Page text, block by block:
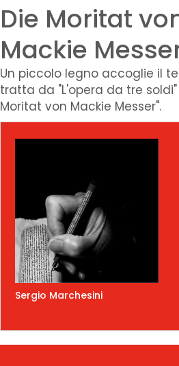
Die Moritat
Mackie
Un piccolo legno accoglie il
tratta da "L'opera da tre soldi"
Moritat von Mackie Messer".
Sergio Marchesini